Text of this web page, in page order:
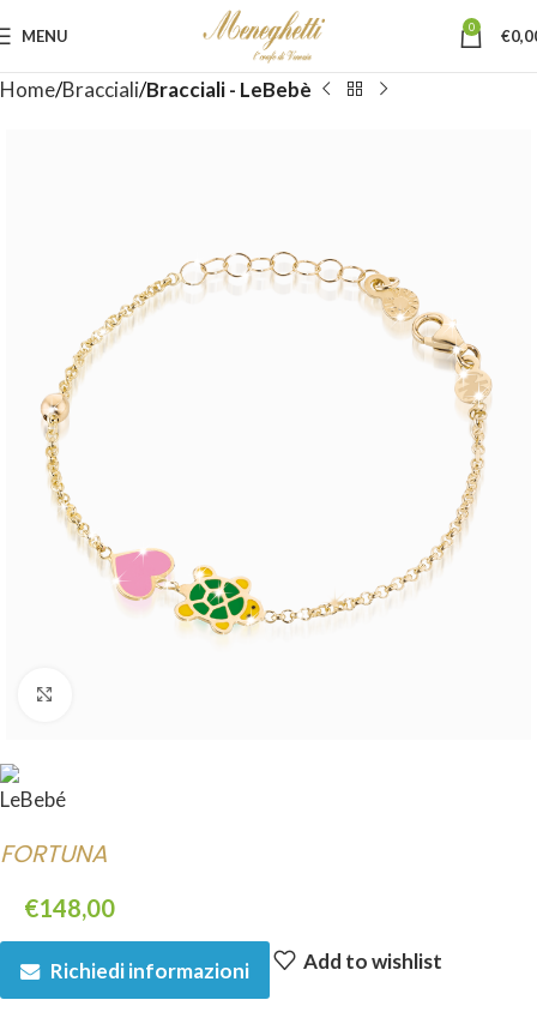
MENU 0 €
Home Bracciali Bracciali - LeBebè
FORTUNA
€148,00
Richiedi informazioni Add to wishlist